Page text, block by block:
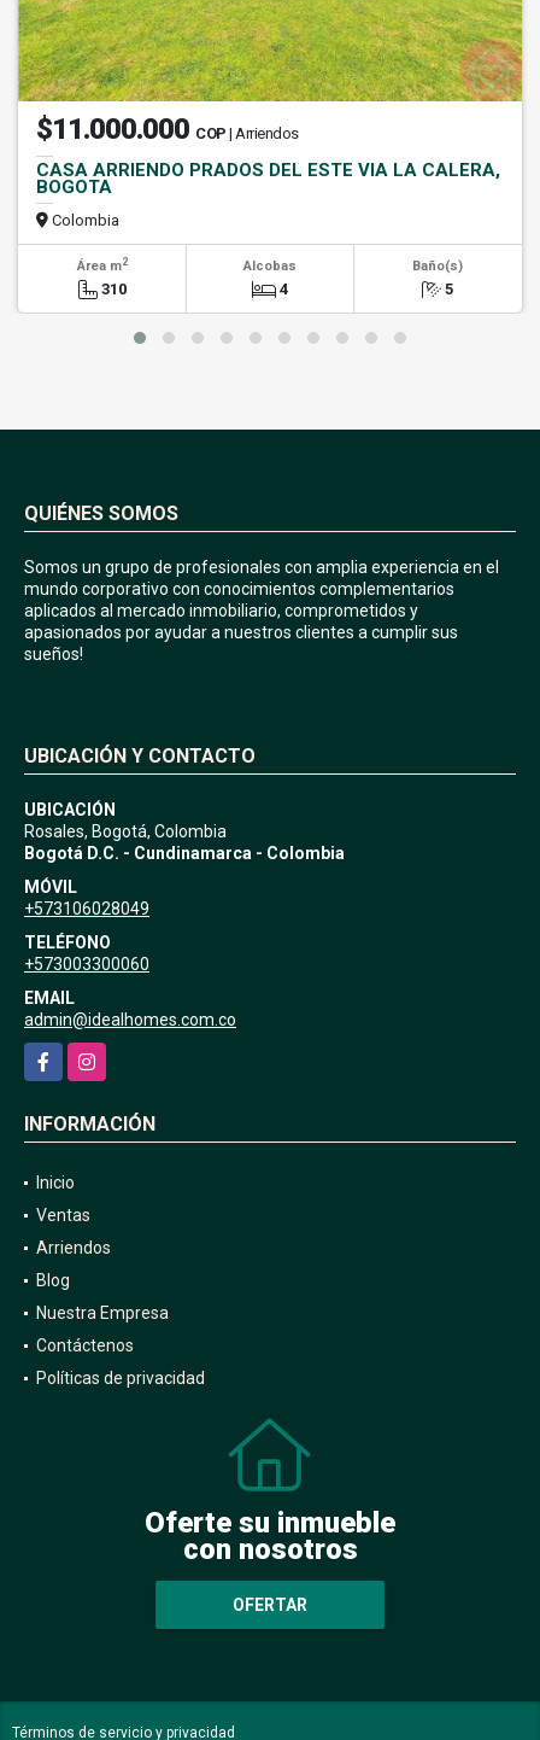
$11.000.000 COP | Arriendos
CASA ARRIENDO PRADOS DEL ESTE VIA LA CALERA,
BOGOTA
Colombia
Área m2
310
Alcobas
4
Baño(s)
5
QUIÉNES SOMOS
Somos un grupo de profesionales con amplia experiencia en el
mundo corporativo con conocimientos complementarios
aplicados al mercado inmobiliario, comprometidos y
apasionados por ayudar a nuestros clientes a cumplir sus
sueños!
UBICACIÓN Y CONTACTO
UBICACIÓN
Rosales, Bogotá, Colombia
Bogotá D.C. - Cundinamarca - Colombia
MÓVIL
+573106028049
TELÉFONO
+573003300060
EMAIL
admin@idealhomes.com.co
FacebookInstagram
INFORMACIÓN
Inicio
Ventas
Arriendos
Blog
Nuestra Empresa
Contáctenos
Políticas de privacidad
Oferte su inmueble
con nosotros
OFERTAR
Términos de servicio y privacidad